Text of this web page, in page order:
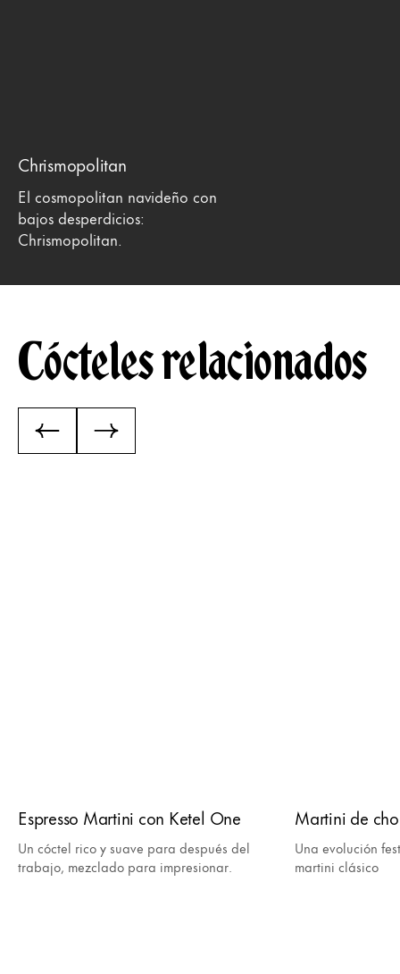
Chrismopolitan
El cosmopolitan navideño con
bajos desperdicios:
Chrismopolitan.
Cócteles relacionados
Espresso Martini con Ketel One
Un cóctel rico y suave para después del
trabajo, mezclado para impresionar.
Martini de
Una evolución
martini clásico